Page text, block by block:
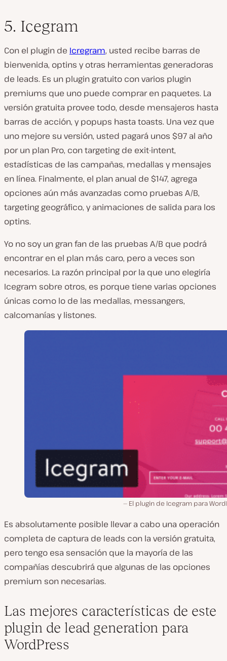
5. Icegram
Con el plugin de Icregram, usted recibe barras de
bienvenida, optins y otras herramientas generadoras
de leads. Es un plugin gratuito con varios plugin
premiums que uno puede comprar en paquetes. La
versión gratuita provee todo, desde mensajeros hasta
barras de acción, y popups hasta toasts. Una vez que
uno mejore su versión, usted pagará unos $97 al año
por un plan Pro, con targeting de exit-intent,
estadísticas de las campañas, medallas y mensajes
en línea. Finalmente, el plan anual de $147, agrega
opciones aún más avanzadas como pruebas A/B,
targeting geográfico, y animaciones de salida para los
optins.
Yo no soy un gran fan de las pruebas A/B que podrá
encontrar en el plan más caro, pero a veces son
necesarios. La razón principal por la que uno elegiría
Icegram sobre otros, es porque tiene varias opciones
únicas como lo de las medallas, messangers,
calcomanías y listones.
El plugin de Icegram para
Es absolutamente posible llevar a cabo una operación
completa de captura de leads con la versión gratuita,
pero tengo esa sensación que la mayoría de las
compañías descubrirá que algunas de las opciones
premium son necesarias.
Las mejores características de este
plugin de lead generation para
WordPress